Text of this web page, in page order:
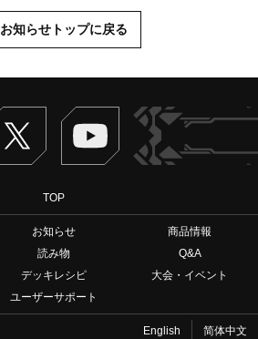
お知らせトップに戻る
Twitter ヴァンガードch
TOP
お知らせ
商品情報
読み物
Q&A
デッキレシピ
大会・イベント
ユーザーサポート
English 简体中文